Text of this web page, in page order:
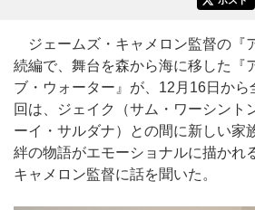
ジェームズ・キャメロン監督の『
続編で、舞台を森から海に移した『
ブ・ウォーター』が、12月16日から
回は、ジェイク（サム・ワーシント
ーイ・サルダナ）との間に新しい家
絆の物語がエモーショナルに描かれ
キャメロン監督に話を聞いた。